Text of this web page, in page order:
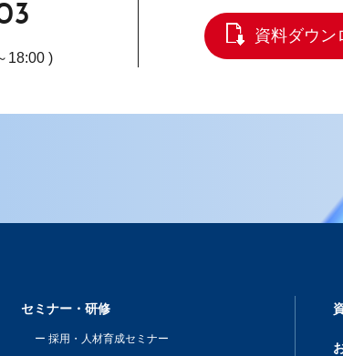
18:00 )
資料ダウン
セミナー・研修
採用・人材育成セミナー